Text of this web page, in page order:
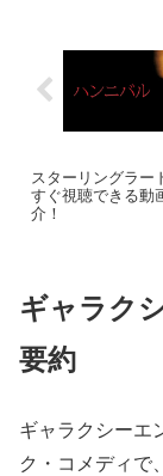
スターリングラー
すぐ視聴できる動
介！
ギャラク
要約
ギャラクシーエ
ク・コメディで